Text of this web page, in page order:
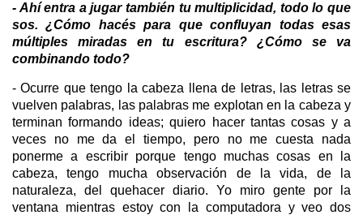
- Ahí entra a jugar también tu multiplicidad, todo lo que
sos. ¿Cómo hacés para que confluyan todas esas
múltiples miradas en tu escritura? ¿Cómo se va
combinando todo?
- Ocurre que tengo la cabeza llena de letras, las letras se
vuelven palabras, las palabras me explotan en la cabeza y
terminan formando ideas; quiero hacer tantas cosas y a
veces no me da el tiempo, pero no me cuesta nada
ponerme a escribir porque tengo muchas cosas en la
cabeza, tengo mucha observación de la vida, de la
naturaleza, del quehacer diario. Yo miro gente por la
ventana mientras estoy con la computadora y veo dos